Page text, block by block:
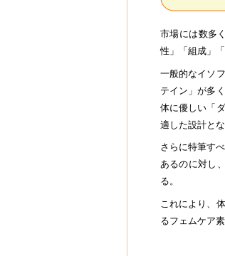
市場には数多
性」「組成」
一般的なイソ
テイン」が多
体に優しい「
適した設計とな
さらに特筆す
あるのに対し
る。
これにより、
るフェムケア